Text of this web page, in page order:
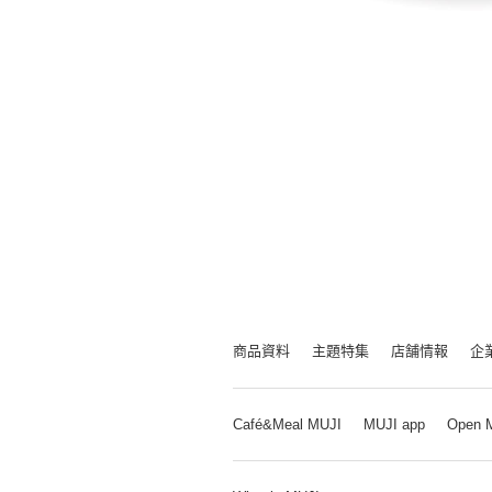
商品資料 主題特集 店舗情報 企
Café&Meal MUJI MUJI app Open